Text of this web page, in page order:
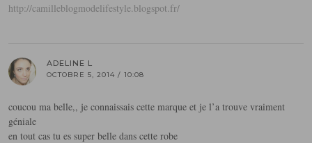
http://camilleblogmodelifestyle.blogspot.fr/
ADELINE L
OCTOBRE 5, 2014 / 10:08
coucou ma belle,, je connaissais cette marque et je l’a trouve vraiment
géniale
en tout cas tu es super belle dans cette robe